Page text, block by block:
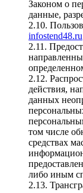
Законом о
данные,
2.10.
infostend48.ru
2.11.
2.12.
действия,
данных
том числе
средствах
либо иным
2.13.